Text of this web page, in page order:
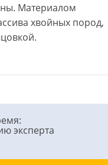
Материалом
хвойных пород,
эксперта